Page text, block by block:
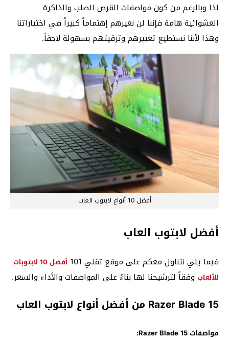
لذا وبالرغم من كون مواصفات القرص الصلب والذاكرة
العشوائية هامة فإننا لن نعيرهم إهتماماً كبيراً في اختياراتنا
وهذا لأننا نستطيع تغييرهم وترقيتهم بسهولة لاحقاً.
أفضل 10 أنواع لابتوب العاب
أفضل لابتوب العاب
فيما يلي نتناول معكم على موقع تقني 101
أفضل 10 لابتوبات
للألعاب وفقاً لترشيحنا لها بناءً على المواصفات والأداء والسعر.
Razer Blade 15 من أفضل أنواع لابتوب العاب
مواصفات Razer Blade 15: